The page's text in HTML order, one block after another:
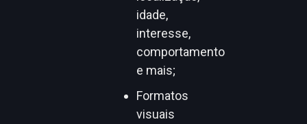
idade,
interesse,
comportamento
e mais;
Formatos
visuais